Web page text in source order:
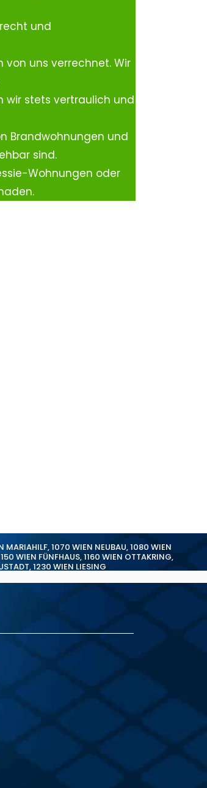
und
uns verrechnet. Wir
wir stets vertraulich und
Brandwohnungen und
sind.
Wohnungen oder
MARIAHILF,1070 WIEN NEUBAU,1080 WIEN
WIEN FÜNFHAUS,1160 WIEN OTTAKRING,
,1230 WIEN LIESING